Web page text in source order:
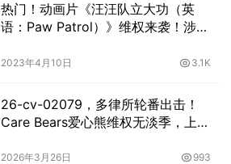
热门！动画片《汪汪队立大功（英
语：Paw Patrol）》维权来袭！涉及
2023年4月10日 3.1K
26-cv-02079，多律所轮番出击！
Care Bears爱心熊维权无淡季，上千
2026年3月26日 993